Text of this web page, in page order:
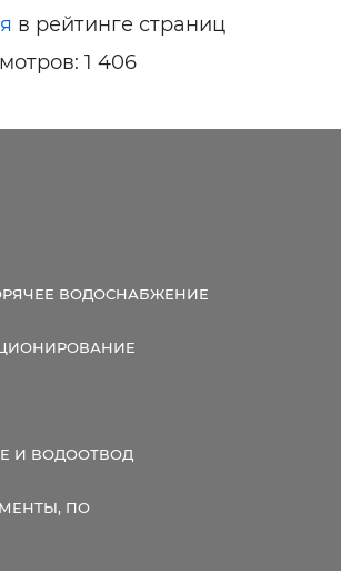
в рейтинге страниц
1 406
ВОДОСНАБЖЕНИЕ
И ВОДООТВОД
ПО